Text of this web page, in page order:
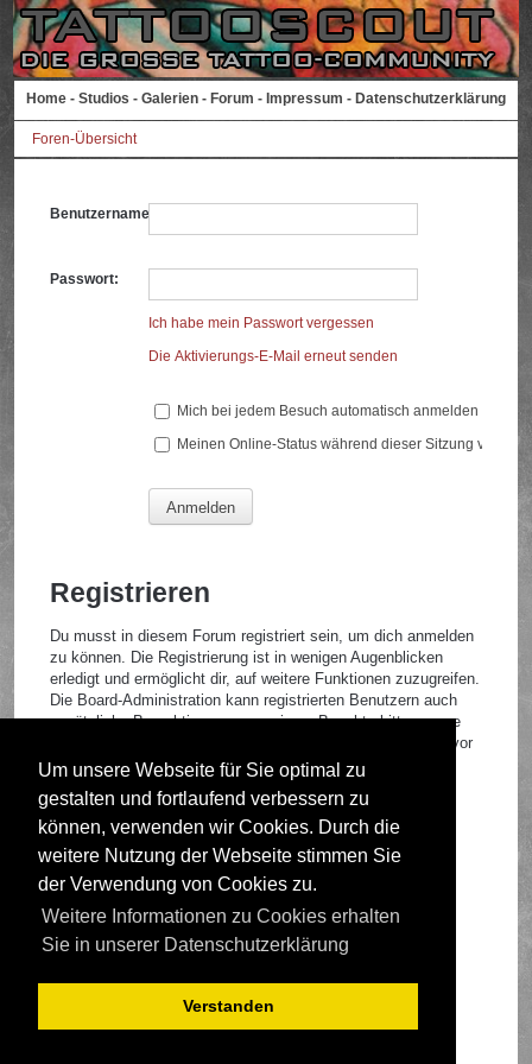
Um unsere Webseite für Sie optimal zu
gestalten und fortlaufend verbessern zu
können, verwenden wir Cookies. Durch die
weitere Nutzung der Webseite stimmen Sie
der Verwendung von Cookies zu.
Weitere Informationen zu Cookies erhalten
Sie in unserer Datenschutzerklärung
Verstanden
Home - Studios - Galerien - Forum - Impressum - Datenschutzerklärung
Foren-Übersicht
Benutzername:
Passwort:
Ich habe mein Passwort vergessen
Die Aktivierungs-E-Mail erneut senden
Mich bei jedem Besuch automatisch anmelden
Meinen Online-Status während dieser Sitzung
Registrieren
Du musst in diesem Forum registriert sein, um dich anmelden
zu können. Die Registrierung ist in wenigen Augenblicken
erledigt und ermöglicht dir, auf weitere Funktionen zuzugreifen.
Die Board-Administration kann registrierten Benutzern auch
zusätzliche Berechtigungen zuweisen. Beachte bitte unsere
Nutzungsbedingungen und die verwandten Regelungen, bevor
du dich registrierst. Bitte beachte auch die jeweiligen
Forenregeln, wenn du dich in diesem Board bewegst.
Nutzungsbedingungen|Datenschutzrichtlinie
Registrieren
Foren-Übersicht
Deutsche Übersetzung durchphpBB.de